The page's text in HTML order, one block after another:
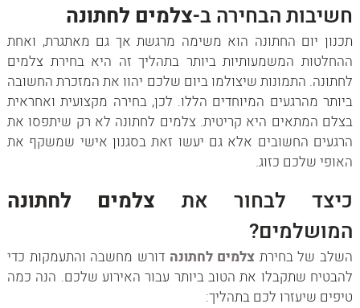
חשיבות הבחירה ב-צלמים לחתונה
תכנון יום החתונה הוא משימה מרגשת אך גם מאתגרת, ואחת
ההחלטות המשמעותיות ביותר בתהליך זה היא בחירת צלמים
לחתונה. התמונות שיצולמו ביום שלכם יהוו את המזכרת החשובה
ביותר מהרגעים המיוחדים הללו. לכן, בחירה מקצועית ואחראית
בצלם המתאים היא קריטית. צלמים לחתונה לא רק שיתפסו את
הרגעים החשובים אלא גם יעשו זאת בסגנון אישי שמשקף את
האופי שלכם כזוג.
כיצד לבחור את צלמים לחתונה
המושלמים?
השלב של בחירת צלמים לחתונה דורש מחשבה והתעמקות כדי
להבטיח שתקבלו את הטוב ביותר עבור האירוע שלכם. הנה כמה
טיפים שיעזרו לכם בתהליך: